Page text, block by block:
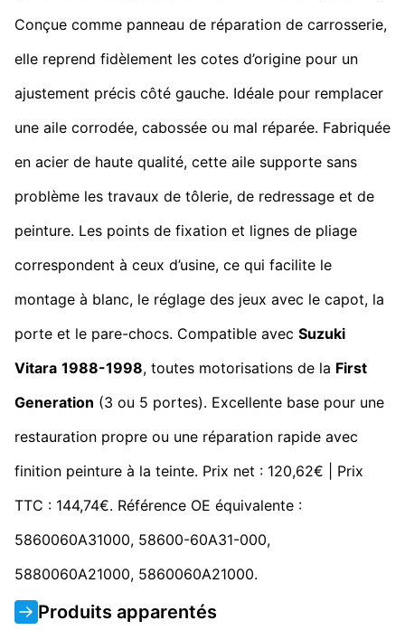
Conçue comme panneau de réparation de carrosserie,
elle reprend fidèlement les cotes d’origine pour un
ajustement précis côté gauche. Idéale pour remplacer
une aile corrodée, cabossée ou mal réparée. Fabriquée
en acier de haute qualité, cette aile supporte sans
problème les travaux de tôlerie, de redressage et de
peinture. Les points de fixation et lignes de pliage
correspondent à ceux d’usine, ce qui facilite le
montage à blanc, le réglage des jeux avec le capot, la
porte et le pare-chocs. Compatible avec Suzuki
Vitara 1988-1998, toutes motorisations de la First
Generation (3 ou 5 portes). Excellente base pour une
restauration propre ou une réparation rapide avec
finition peinture à la teinte. Prix net : 120,62€ | Prix
TTC : 144,74€. Référence OE équivalente :
5860060A31000, 58600-60A31-000,
5880060A21000, 5860060A21000.
Produits apparentés